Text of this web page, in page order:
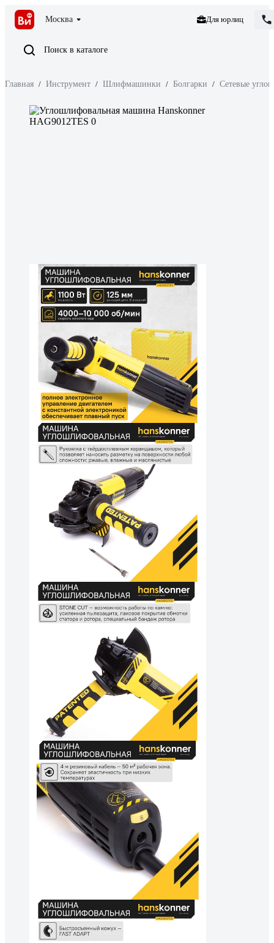
Москва Для юрлиц
Поиск в каталоге
Главная / Инструмент / Шлифмашинки / Болгарки / Сетевые